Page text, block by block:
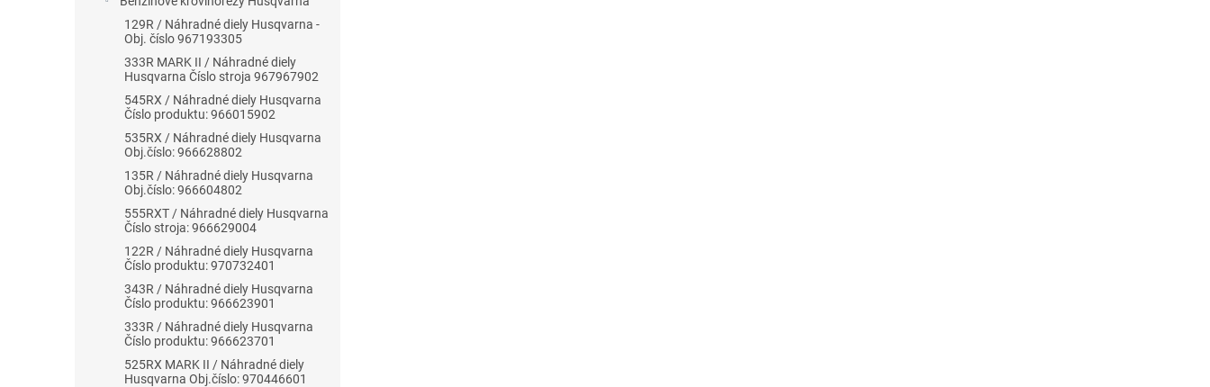
129R / Náhradné diely Husqvarna -
Obj. číslo 967193305
333R MARK II / Náhradné diely
Husqvarna Číslo stroja 967967902
545RX / Náhradné diely Husqvarna
Číslo produktu: 966015902
535RX / Náhradné diely Husqvarna
Obj.číslo: 966628802
135R / Náhradné diely Husqvarna
Obj.číslo: 966604802
555RXT / Náhradné diely Husqvarna
Číslo stroja: 966629004
122R / Náhradné diely Husqvarna
Číslo produktu: 970732401
343R / Náhradné diely Husqvarna
Číslo produktu: 966623901
333R / Náhradné diely Husqvarna
Číslo produktu: 966623701
525RX MARK II / Náhradné diely
Husqvarna Obj.číslo: 970446601